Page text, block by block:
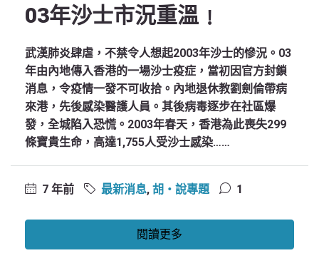
03年沙士市況重溫﹗
武漢肺炎肆虐，不禁令人想起2003年沙士的慘況。03
年由內地傳入香港的一場沙士疫症，當初因官方封鎖
消息，令疫情一發不可收拾。內地退休教劉劍倫帶病
來港，先後感染醫護人員。其後病毒逐步在社區爆
發，全城陷入恐慌。2003年春天，香港為此喪失299
條寶貴生命，高達1,755人受沙士感染……
7 年前 最新消息, 胡‧說專題 1
閱讀更多